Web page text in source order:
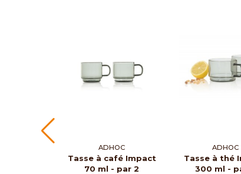
ADHOC
Tasse à café Impact
70 ml - par 2
ADHOC
Tasse à thé
300 ml -